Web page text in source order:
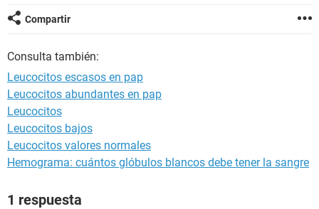
Noviembre del año pasado comence a hacer actividad fisica
y voy bajando 25 kg, me alimento lo mas sano posible, se
dientes así de repente el mes pasado, hace un año tambien
comencé a hacer muy seguido pis, y la verdad no se que es
lo que tengo pero algo extraño siento que le pasa a mi
cuerpo con 31 años de edad 3 hijos.
Quería saber si alguien me puede orientar a quien recurrir.
Muchas gracias al que responda
Compartir
Consulta también:
Leucocitos escasos en pap
Leucocitos abundantes en pap
Leucocitos
Leucocitos bajos
Leucocitos valores normales
Hemograma: cuántos glóbulos blancos debe tener la sangre
1 respuesta